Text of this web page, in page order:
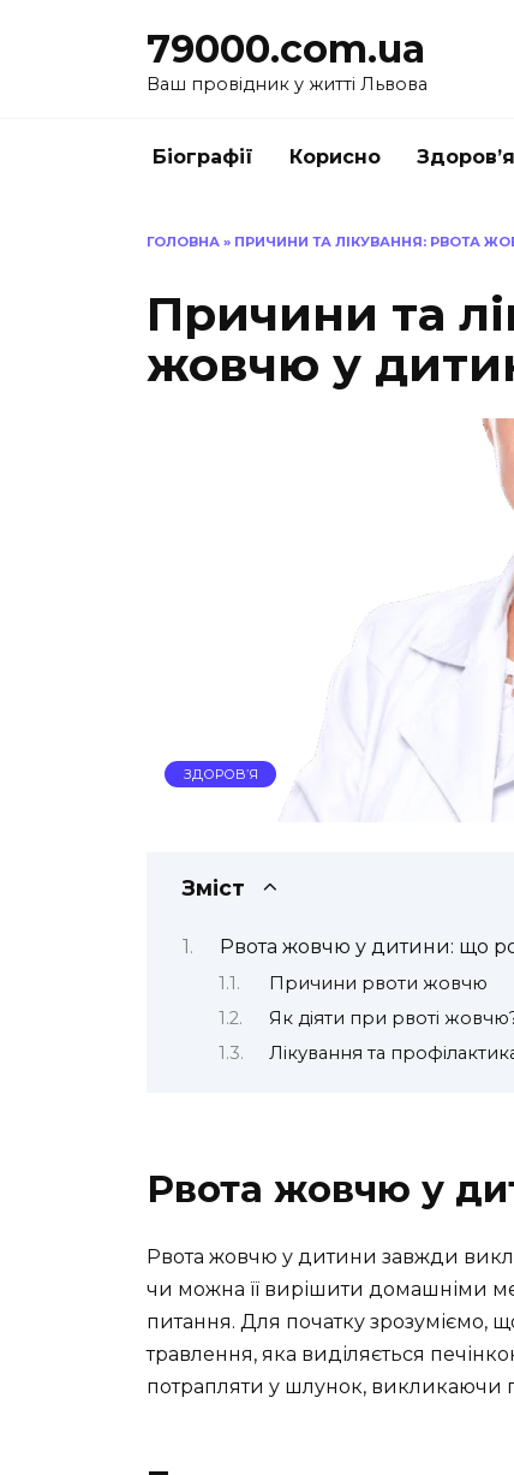
79000.com.ua
Ваш провідник у житті Львова
Біографії Корисно Здоров’я
ГОЛОВНА » ПРИЧИНИ ТА ЛІКУВАННЯ: РВОТА
Причини та
жовчю у
ЗДОРОВ’Я
Зміст
Рвота жовчю у дитини: що
Причини рвоти жовчю
Як діяти при рвоті
Лікування та
Рвота жовчю у
Рвота жовчю у дитини завжди
чи можна її вирішити домашніми
питання. Для початку зрозуміємо,
травлення, яка виділяється
потрапляти у шлунок, викликаючи